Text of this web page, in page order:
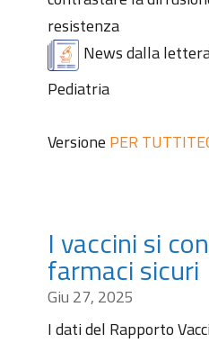
resistenza
News dalla
Pediatria
Versione PER TUTTI
I vaccini si
farmaci sicuri
Giu 27, 2025
I dati del Rapporto